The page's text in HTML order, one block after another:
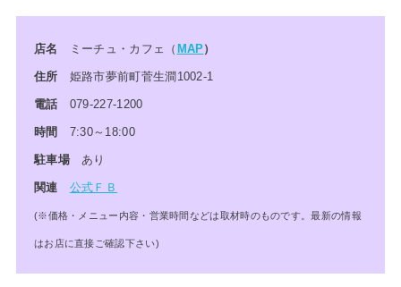
店名 ミーチュ・カフェ（ MAP）
住所 姫路市夢前町菅生澗1002-1
電話 079-227-1200
時間 7:30～18:00
駐車場あり
関連 公式ＦＢ
(※価格・メニュー内容・営業時間などは取材時のものです。最新の情報
はお店に直接ご確認下さい)